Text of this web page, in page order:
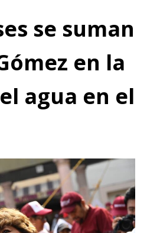
se suman
en la
agua en el